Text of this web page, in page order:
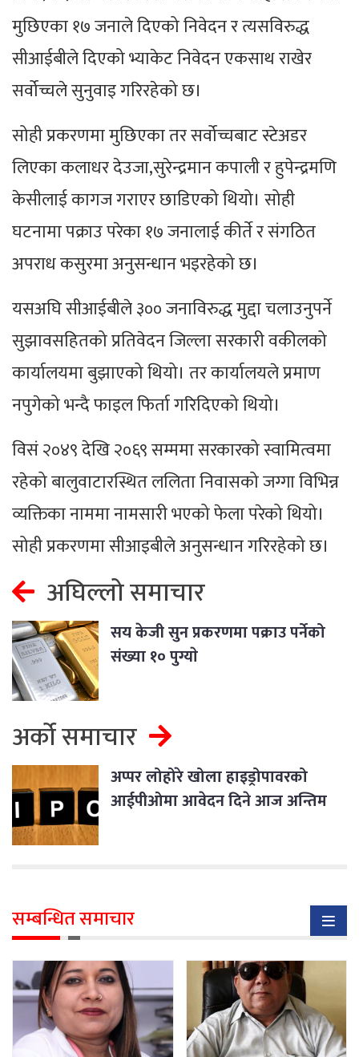
मुछिएका १७ जनाले दिएको निवेदन र त्यसविरुद्ध
सीआईबीले दिएको भ्याकेट निवेदन एकसाथ राखेर
सर्वोच्चले सुनुवाइ गरिरहेको छ।
सोही प्रकरणमा मुछिएका तर सर्वोच्चबाट स्टेअडर
लिएका कलाधर देउजा,सुरेन्द्रमान कपाली र हुपेन्द्रमणि
केसीलाई कागज गराएर छाडिएको थियो। सोही
घटनामा पक्राउ परेका १७ जनालाई कीर्ते र संगठित
अपराध कसुरमा अनुसन्धान भइरहेको छ।
यसअघि सीआईबीले ३०० जनाविरुद्ध मुद्दा चलाउनुपर्ने
सुझावसहितको प्रतिवेदन जिल्ला सरकारी वकीलको
कार्यालयमा बुझाएको थियो। तर कार्यालयले प्रमाण
नपुगेको भन्दै फाइल फिर्ता गरिदिएको थियो।
विसं २०४९ देखि २०६९ सम्ममा सरकारको स्वामित्वमा
रहेको बालुवाटारस्थित ललिता निवासको जग्गा विभिन्न
व्यक्तिका नाममा नामसारी भएको फेला परेको थियो।
सोही प्रकरणमा सीआइबीले अनुसन्धान गरिरहेको छ।
अघिल्लो समाचार
सय केजी सुन प्रकरणमा पक्राउ पर्नेको
संख्या १० पुग्याे
अर्को समाचार
अप्पर लोहोरे खोला हाइड्रोपावरको
आईपीओमा आवेदन दिने आज अन्तिम
सम्बन्धित समाचार